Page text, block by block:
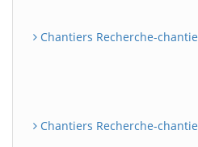
Chantiers Recherche-
Chantiers Recherche-